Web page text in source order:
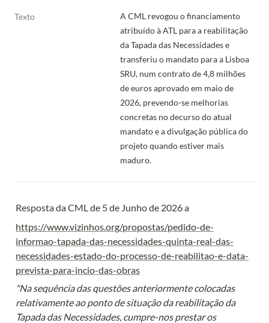
Texto
A CML revogou o financiamento
atribuído à ATL para a reabilitação
da Tapada das Necessidades e
transferiu o mandato para a Lisboa
SRU, num contrato de 4,8 milhões
de euros aprovado em maio de
2026, prevendo-se melhorias
concretas no decurso do atual
mandato e a divulgação pública do
projeto quando estiver mais
maduro.
Resposta da CML de 5 de Junho de 2026 a
https://www.vizinhos.org/propostas/pedido-de-
informao-tapada-das-necessidades-quinta-real-das-
necessidades-estado-do-processo-de-reabilitao-e-data-
prevista-para-incio-das-obras
"Na sequência das questões anteriormente colocadas
relativamente ao ponto de situação da reabilitação da
Tapada das Necessidades, cumpre-nos prestar os